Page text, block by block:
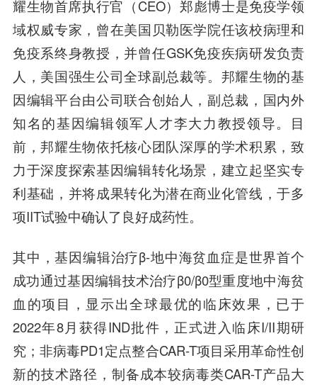
耀生物首席执行官（CEO）郑彪博士是免疫学领
域权威专家，曾在美国贝勒医学院任该校病理和
免疫系终身教授，并曾任GSK免疫疾病研发负责
人，美国强生公司全球副总裁等。 邦耀生物的基
因编辑平台由公司联合创始人，副总裁，国内外
知名的基因编辑领军人才李大力教授领导。目
前，邦耀生物依托核心团队深厚的学术积累，致
力于深度探索基因编辑转化场景，建立起坚实专
利基础，并将成果转化为潜在商业化管线，于多
项IIT试验中确认了良好成药性。
其中，基因编辑治疗β-地中海贫血症是世界首个
成功通过基因编辑技术治疗β0/β0型重度地中海贫
血的项目，显示出全球最优的临床效果，已于
2022年8月获得IND批件，正式进入临床I/II期研
究；非病毒PD1定点整合CAR-T项目采用革命性创
新的技术路径，制备成本较病毒类CAR-T产品大